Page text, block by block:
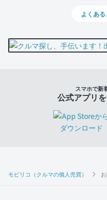
モビリコ（クルマの個人売買）
よくあ
スマホで新
公式アプリ